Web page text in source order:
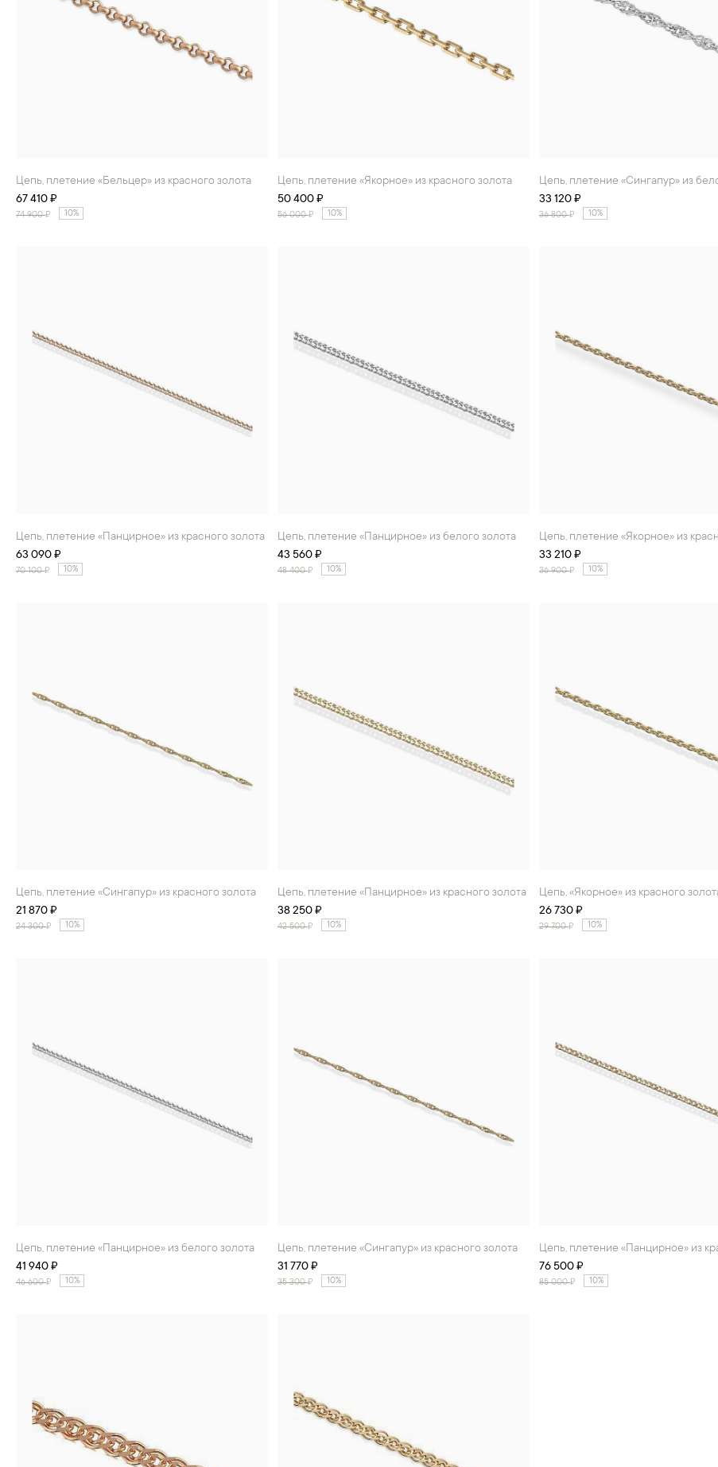
Цепь, плетение «Бельцер» из красного золота
67 410 ₽
74 900₽ 10%
Цепь, плетение «Якорное» из красного золота
50 400 ₽
56 000₽ 10%
Цепь, плетение «Сингапур» из
33 120 ₽
36 800₽ 10%
Цепь, плетение «Панцирное» из красного золота
63 090 ₽
70 100₽ 10%
Цепь, плетение «Панцирное» из белого золота
43 560 ₽
48 400₽ 10%
Цепь, плетение «Якорное» из
33 210 ₽
36 900₽ 10%
Цепь, плетение «Сингапур» из красного золота
21 870 ₽
24 300₽ 10%
Цепь, плетение «Панцирное» из красного золота
38 250 ₽
42 500₽ 10%
Цепь, «Якорное» из красного
26 730 ₽
29 700₽ 10%
Цепь, плетение «Панцирное» из белого золота
41 940 ₽
46 600₽ 10%
Цепь, плетение «Сингапур» из красного золота
31 770 ₽
35 300₽ 10%
Цепь, плетение «Панцирное» из
76 500 ₽
85 000₽ 10%